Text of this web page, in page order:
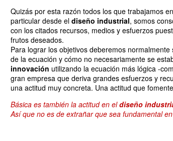
Quizás por esta razón todos los que trabajamos
particular desde el diseño industrial, somos
con los citados recursos, medios y esfuerzos
frutos deseados.
Para lograr los objetivos deberemos
de la ecuación y cómo no necesariamente se
innovación utilizando la ecuación más lógica -
gran empresa que deriva grandes esfuerzos y
una actitud muy concreta. Una actitud que
Básica es también la actitud en eldiseño
Así que no es de extrañar que sea fundamental